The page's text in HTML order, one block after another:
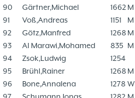
90
Gärtner,Michael 1662 M
91
Voß,Andreas 1151 M
92
Götz,Manfred 1268 M
93
Al Marawi,Mohamed 835 M
94
Zsok,Ludwig 1254
95
Brühl,Rainer 1268 M
96
Bone,Annalena 1278 W